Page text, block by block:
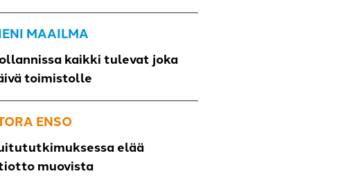
MAAILMA
kaikki tulevat joka
toimistolle
ENSO
elää
muovista